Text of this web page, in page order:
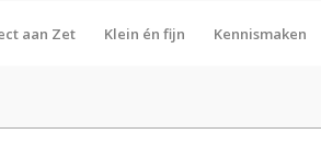
aan Zet Klein én fijn Kennismaken